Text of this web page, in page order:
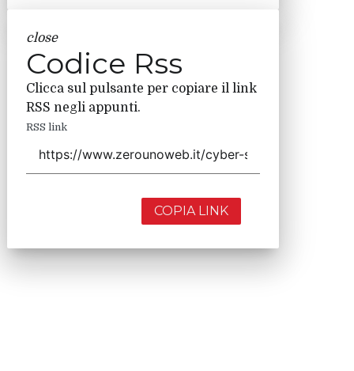
close
Codice Rss
Clicca sul pulsante per copiare il link
RSS negli appunti.
RSS link
COPIA LINK